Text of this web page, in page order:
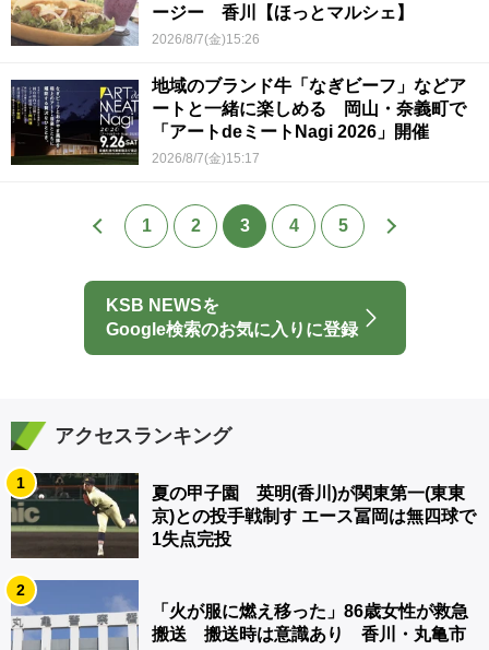
ージー 香川【ほっとマルシェ】
2026/8/7(金)15:26
地域のブランド牛「なぎビーフ」などア
ートと一緒に楽しめる 岡山・奈義町で
「アートdeミートNagi 2026」開催
2026/8/7(金)15:17
1 2 3 4 5
KSB NEWSを
Google検索のお気に入りに登録
アクセスランキング
1
夏の甲子園 英明(香川)が関東第一(東東
京)との投手戦制す エース冨岡は無四球で
1失点完投
2
「火が服に燃え移った」86歳女性が救急
搬送 搬送時は意識あり 香川・丸亀市